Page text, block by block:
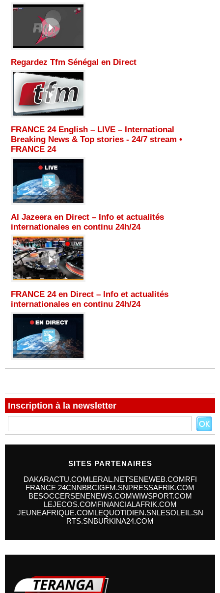
Regardez Tfm Sénégal en Direct
FRANCE 24 English – LIVE – International
Breaking News & Top stories - 24/7 stream •
FRANCE 24
Al Jazeera en Direct – Info et actualités
internationales en continu 24h/24
FRANCE 24 en Direct – Info et actualités
internationales en continu 24h/24
Inscription à la newsletter
SITES PARTENAIRES
DAKARACTU.COMLERAL.NETSENEWEB.COMRFI
FRANCE 24CNNBBCIGFM.SNPRESSAFRIK.COM
BESOCCERSENENEWS.COMWIWSPORT.COM
LEJECOS.COMFINANCIALAFRIK.COM
JEUNEAFRIQUE.COMLEQUOTIDIEN.SNLESOLEIL.SN
RTS.SNBURKINA24.COM